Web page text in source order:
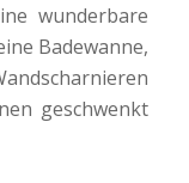
wunderbare
Badewanne,
geschwenkt